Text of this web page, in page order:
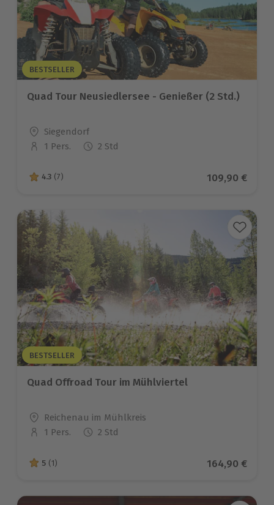
BESTSELLER
Quad Tour Neusiedlersee - Genießer (2 Std.)
Standort
Siegendorf
Anzahl der Teilnehmer
1 Pers. 2 Std
4.3 von 5 Sternen basierend auf 7 Bewertungen
4.3 (7) Aktueller
109,90 €
BESTSELLER
Quad Offroad Tour im Mühlviertel
Standort
Reichenau im Mühlkreis
Anzahl der Teilnehmer
1 Pers. 2 Std
5 von 5 Sternen basierend auf 1 Bewertungen
5 (1) Aktueller
164,90 €